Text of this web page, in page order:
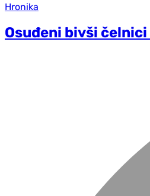
Hronika
Osuđeni bivši